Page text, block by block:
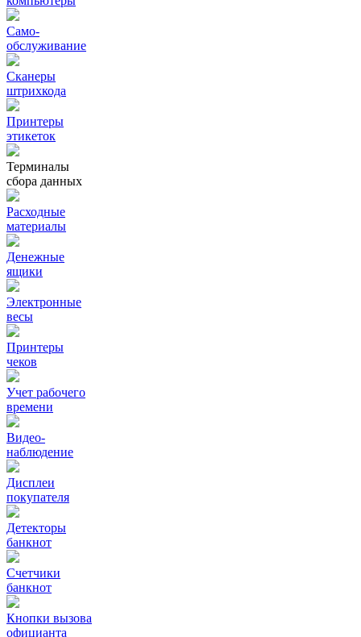
Само-
обслуживание
Сканеры
штрихкода
Принтеры
этикеток
Терминалы
сбора данных
Расходные
материалы
Денежные
ящики
Электронные
весы
Принтеры
чеков
Учет рабочего
времени
Видео‑
наблюдение
Дисплеи
покупателя
Детекторы
банкнот
Счетчики
банкнот
Кнопки вызова
официанта